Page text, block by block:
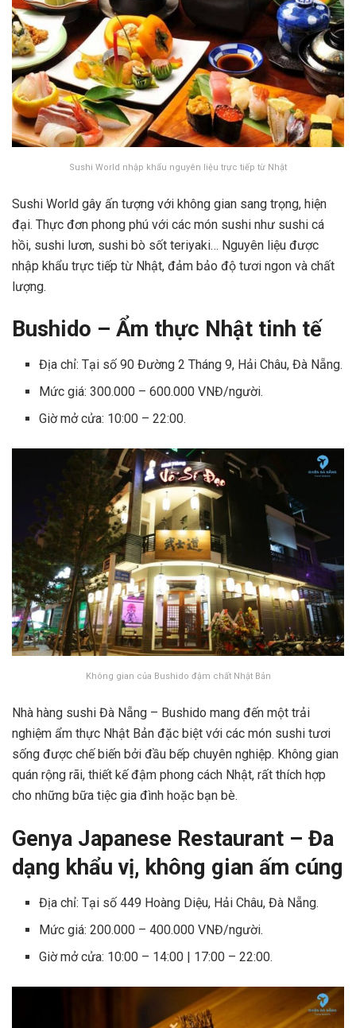
Sushi World nhập khẩu nguyên liệu trực tiếp từ Nhật
Sushi World gây ấn tượng với không gian sang trọng, hiện
đại. Thực đơn phong phú với các món sushi như sushi cá
hồi, sushi lươn, sushi bò sốt teriyaki… Nguyên liệu được
nhập khẩu trực tiếp từ Nhật, đảm bảo độ tươi ngon và chất
lượng.
Bushido – Ẩm thực Nhật tinh tế
Địa chỉ: Tại số 90 Đường 2 Tháng 9, Hải Châu, Đà Nẵng.
Mức giá: 300.000 – 600.000 VNĐ/người.
Giờ mở cửa: 10:00 – 22:00.
Không gian của Bushido đậm chất Nhật Bản
Nhà hàng sushi Đà Nẵng – Bushido mang đến một trải
nghiệm ẩm thực Nhật Bản đặc biệt với các món sushi tươi
sống được chế biến bởi đầu bếp chuyên nghiệp. Không gian
quán rộng rãi, thiết kế đậm phong cách Nhật, rất thích hợp
cho những bữa tiệc gia đình hoặc bạn bè.
Genya Japanese Restaurant – Đa
dạng khẩu vị, không gian ấm cúng
Địa chỉ: Tại số 449 Hoàng Diệu, Hải Châu, Đà Nẵng.
Mức giá: 200.000 – 400.000 VNĐ/người.
Giờ mở cửa: 10:00 – 14:00 | 17:00 – 22:00.